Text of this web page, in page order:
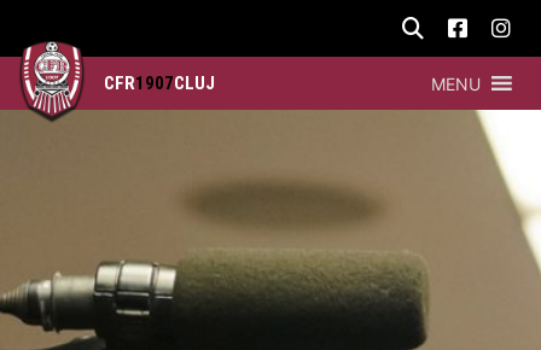
CFR1907CLUJ MENU